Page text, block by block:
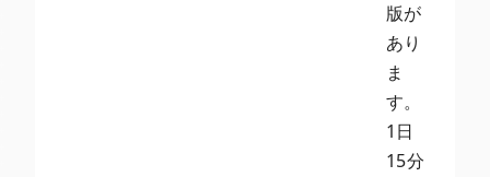
版が
あり
ま
す。
1日
15分